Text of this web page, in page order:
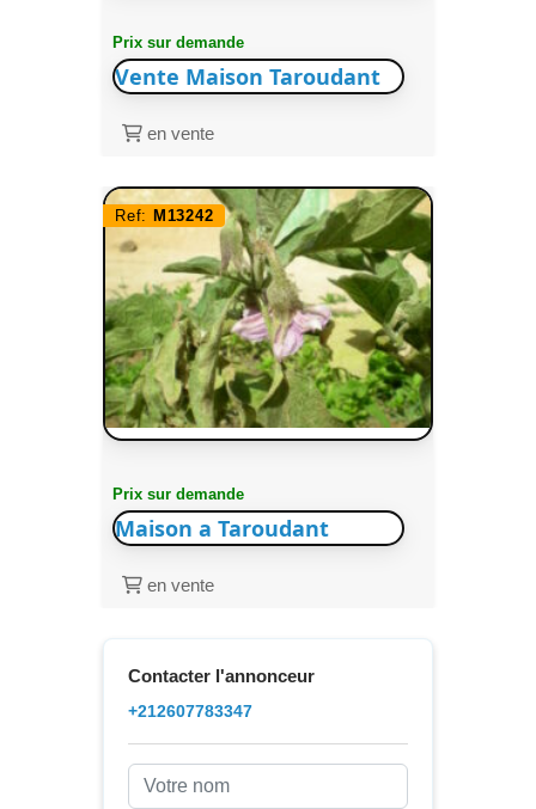
Prix sur demande
Vente Maison Taroudant
en vente
Ref: M13242
Prix sur demande
Maison a Taroudant
en vente
Contacter l'annonceur
+212607783347